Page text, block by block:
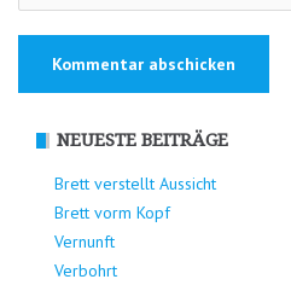
NEUESTE BEITRÄGE
Brett verstellt Aussicht
Brett vorm Kopf
Vernunft
Verbohrt